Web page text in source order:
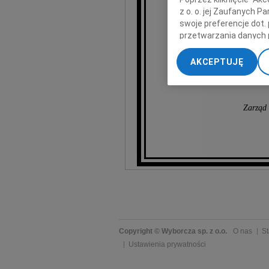
Copyright © Wyborcza sp. z o.o. O nas
Ustawienia prywatności
z o. o. jej Zaufanych
swoje preferencje dot.
przetwarzania danych
„Ustawienia
My, nasi Zaufani
dokładnych danych
Przechowywanie
treści, badnie
AKCEPTUJĘ